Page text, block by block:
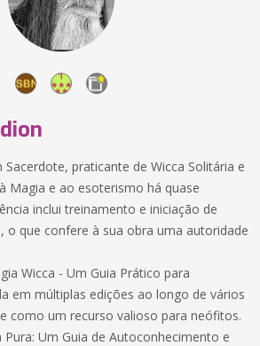
praticante de Wicca Solitária e
Magia e ao esoterismo há quase
inclui treinamento e iniciação de
o que confere à sua obra uma autoridade
Wicca - Um Guia Prático para
em múltiplas edições ao longo de vários
como um recurso valioso para neófitos.
Pura: Um Guia de Autoconhecimento e